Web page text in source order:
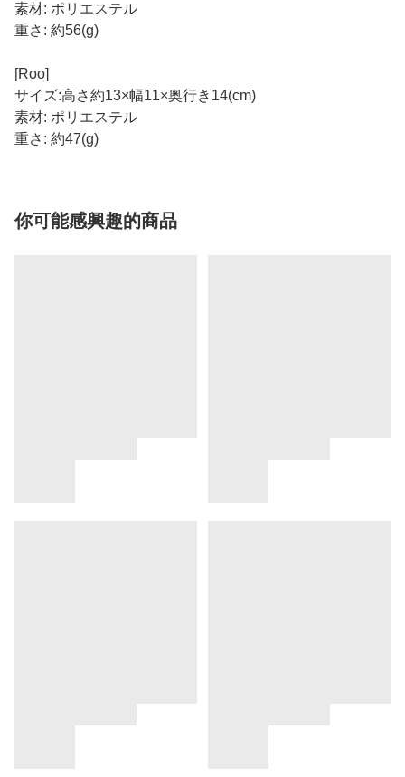
素材: ポリエステル
重さ: 約56(g)
[Roo]
サイズ:高さ約13×幅11×奥行き14(cm)
素材: ポリエステル
重さ: 約47(g)
你可能感興趣的商品